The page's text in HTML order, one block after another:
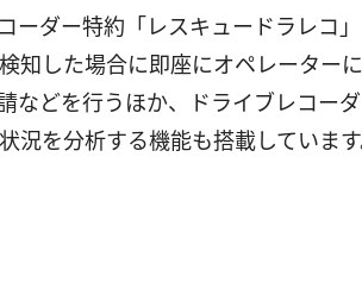
ーダー特約「レスキュードラレコ
知した場合に即座にオペレーター
などを行うほか、ドライブレコー
を分析する機能も搭載しています